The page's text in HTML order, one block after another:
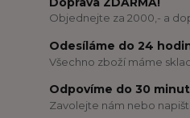
Objednejte za 2000,- a
Odesíláme do 24
Všechno zboží máme
Odpovíme do 30
Zavolejte nám nebo